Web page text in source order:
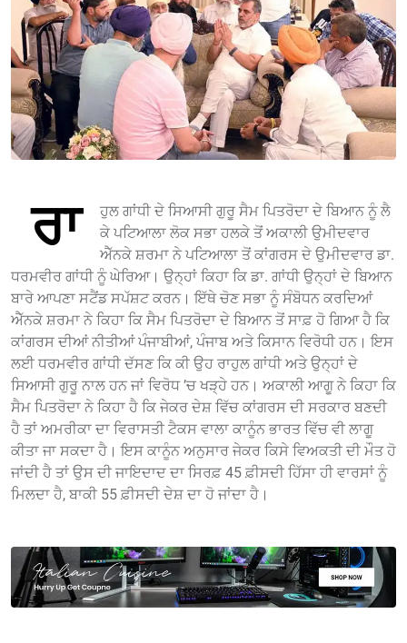
ਰਾ
ਹੁਲ ਗਾਂਧੀ ਦੇ ਸਿਆਸੀ ਗੁਰੂ ਸੈਮ ਪਿਤਰੋਦਾ ਦੇ ਬਿਆਨ ਨੂੰ ਲੈ
ਕੇ ਪਟਿਆਲਾ ਲੋਕ ਸਭਾ ਹਲਕੇ ਤੋਂ ਅਕਾਲੀ ਉਮੀਦਵਾਰ
ਐੱਨਕੇ ਸ਼ਰਮਾ ਨੇ ਪਟਿਆਲਾ ਤੋਂ ਕਾਂਗਰਸ ਦੇ ਉਮੀਦਵਾਰ ਡਾ.
ਧਰਮਵੀਰ ਗਾਂਧੀ ਨੂੰ ਘੇਰਿਆ। ਉਨ੍ਹਾਂ ਕਿਹਾ ਕਿ ਡਾ. ਗਾਂਧੀ ਉਨ੍ਹਾਂ ਦੇ ਬਿਆਨ
ਬਾਰੇ ਆਪਣਾ ਸਟੈਂਡ ਸਪੱਸ਼ਟ ਕਰਨ। ਇੱਥੇ ਚੋਣ ਸਭਾ ਨੂੰ ਸੰਬੋਧਨ ਕਰਦਿਆਂ
ਐੱਨਕੇ ਸ਼ਰਮਾ ਨੇ ਕਿਹਾ ਕਿ ਸੈਮ ਪਿਤਰੋਦਾ ਦੇ ਬਿਆਨ ਤੋਂ ਸਾਫ਼ ਹੋ ਗਿਆ ਹੈ ਕਿ
ਕਾਂਗਰਸ ਦੀਆਂ ਨੀਤੀਆਂ ਪੰਜਾਬੀਆਂ, ਪੰਜਾਬ ਅਤੇ ਕਿਸਾਨ ਵਿਰੋਧੀ ਹਨ। ਇਸ
ਲਈ ਧਰਮਵੀਰ ਗਾਂਧੀ ਦੱਸਣ ਕਿ ਕੀ ਉਹ ਰਾਹੁਲ ਗਾਂਧੀ ਅਤੇ ਉਨ੍ਹਾਂ ਦੇ
ਸਿਆਸੀ ਗੁਰੂ ਨਾਲ ਹਨ ਜਾਂ ਵਿਰੋਧ ’ਚ ਖੜ੍ਹੇ ਹਨ। ਅਕਾਲੀ ਆਗੂ ਨੇ ਕਿਹਾ ਕਿ
ਸੈਮ ਪਿਤਰੋਦਾ ਨੇ ਕਿਹਾ ਹੈ ਕਿ ਜੇਕਰ ਦੇਸ਼ ਵਿੱਚ ਕਾਂਗਰਸ ਦੀ ਸਰਕਾਰ ਬਣਦੀ
ਹੈ ਤਾਂ ਅਮਰੀਕਾ ਦਾ ਵਿਰਾਸਤੀ ਟੈਕਸ ਵਾਲਾ ਕਾਨੂੰਨ ਭਾਰਤ ਵਿੱਚ ਵੀ ਲਾਗੂ
ਕੀਤਾ ਜਾ ਸਕਦਾ ਹੈ। ਇਸ ਕਾਨੂੰਨ ਅਨੁਸਾਰ ਜੇਕਰ ਕਿਸੇ ਵਿਅਕਤੀ ਦੀ ਮੌਤ ਹੋ
ਜਾਂਦੀ ਹੈ ਤਾਂ ਉਸ ਦੀ ਜਾਇਦਾਦ ਦਾ ਸਿਰਫ਼ 45 ਫ਼ੀਸਦੀ ਹਿੱਸਾ ਹੀ ਵਾਰਸਾਂ ਨੂੰ
ਮਿਲਦਾ ਹੈ, ਬਾਕੀ 55 ਫ਼ੀਸਦੀ ਦੇਸ਼ ਦਾ ਹੋ ਜਾਂਦਾ ਹੈ।